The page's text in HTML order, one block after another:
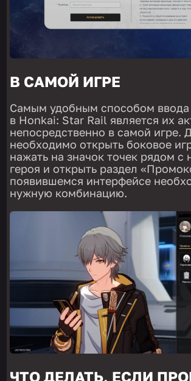
В САМОЙ ИГРЕ
Самым удобным способом
в Honkai: Star Rail является их
непосредственно в самой игре.
необходимо открыть боковое
нажать на значок точек рядом с
героя и открыть раздел
появившемся интерфейсе
нужную комбинацию.
ЧТО ДЕЛАТЬ, ЕСЛИ